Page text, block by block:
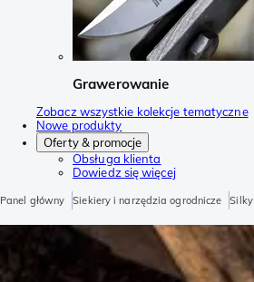
Grawerowanie
Zobacz wszystkie kolekcje tematyczne
Nowe produkty
Oferty & promocje
Obsługa klienta
Dowiedz się więcej
Panel główny Siekiery i narzędzia ogrodnicze Silky